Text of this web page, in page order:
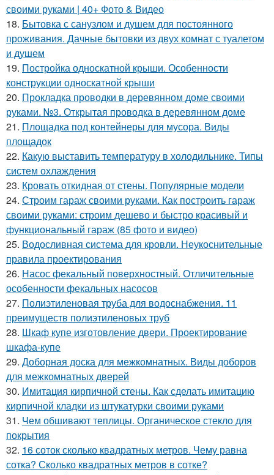
своими руками | 40+ Фото & Видео
18. Бытовка с санузлом и душем для постоянного
проживания. Дачные бытовки из двух комнат с туалетом
и душем
19. Постройка односкатной крыши. Особенности
конструкции односкатной крыши
20. Прокладка проводки в деревянном доме своими
руками. №3. Открытая проводка в деревянном доме
21. Площадка под контейнеры для мусора. Виды
площадок
22. Какую выставить температуру в холодильнике. Типы
систем охлаждения
23. Кровать откидная от стены. Популярные модели
24. Строим гараж своими руками. Как построить гараж
своими руками: строим дешево и быстро красивый и
функциональный гараж (85 фото и видео)
25. Водосливная система для кровли. Неукоснительные
правила проектирования
26. Насос фекальный поверхностный. Отличительные
особенности фекальных насосов
27. Полиэтиленовая труба для водоснабжения. 11
преимуществ полиэтиленовых труб
28. Шкаф купе изготовление двери. Проектирование
шкафа-купе
29. Доборная доска для межкомнатных. Виды доборов
для межкомнатных дверей
30. Имитация кирпичной стены. Как сделать имитацию
кирпичной кладки из штукатурки своими руками
31. Чем обшивают теплицы. Органическое стекло для
покрытия
32. 16 соток сколько квадратных метров. Чему равна
сотка? Сколько квадратных метров в сотке?